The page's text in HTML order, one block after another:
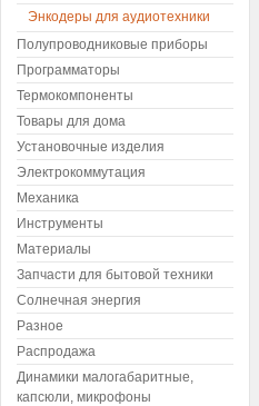
Энкодеры для аудиотехники
Полупроводниковые приборы
Программаторы
Термокомпоненты
Товары для дома
Установочные изделия
Электрокоммутация
Механика
Инструменты
Материалы
Запчасти для бытовой техники
Солнечная энергия
Разное
Распродажа
Динамики малогабаритные,
капсюли, микрофоны